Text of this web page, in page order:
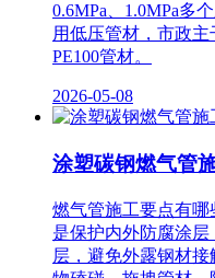
0.6MPa、1.0MPa多
用低压管材，市政
PE100管材。
2026-05-08
涂塑碳钢燃气管
燃气管施工要点有
是保护内外防腐涂
层，避免外露钢材